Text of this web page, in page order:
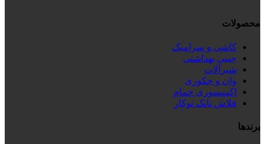
محصولات
کاشی و سرامیک
چینی بهداشتی
شیرآلات
وان و جکوزی
اکسسوری حمام
فلاش تانک توکار
برندها